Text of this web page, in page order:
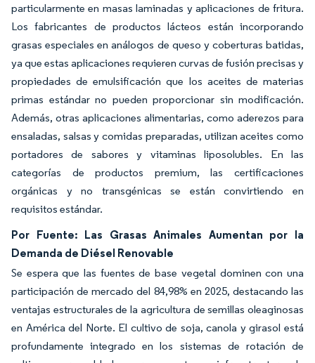
particularmente en masas laminadas y aplicaciones de fritura.
Los fabricantes de productos lácteos están incorporando
grasas especiales en análogos de queso y coberturas batidas,
ya que estas aplicaciones requieren curvas de fusión precisas y
propiedades de emulsificación que los aceites de materias
primas estándar no pueden proporcionar sin modificación.
Además, otras aplicaciones alimentarias, como aderezos para
ensaladas, salsas y comidas preparadas, utilizan aceites como
portadores de sabores y vitaminas liposolubles. En las
categorías de productos premium, las certificaciones
orgánicas y no transgénicas se están convirtiendo en
requisitos estándar.
Por Fuente: Las Grasas Animales Aumentan por la
Demanda de Diésel Renovable
Se espera que las fuentes de base vegetal dominen con una
participación de mercado del 84,98% en 2025, destacando las
ventajas estructurales de la agricultura de semillas oleaginosas
en América del Norte. El cultivo de soja, canola y girasol está
profundamente integrado en los sistemas de rotación de